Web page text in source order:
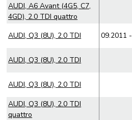
AUDI, A6 Avant (4G5, C7,
4GD), 2.0 TDI quattro
AUDI, Q3 (8U), 2.0 TDI
09.2011 -
AUDI, Q3 (8U), 2.0 TDI
AUDI, Q3 (8U), 2.0 TDI
AUDI, Q3 (8U), 2.0 TDI
quattro